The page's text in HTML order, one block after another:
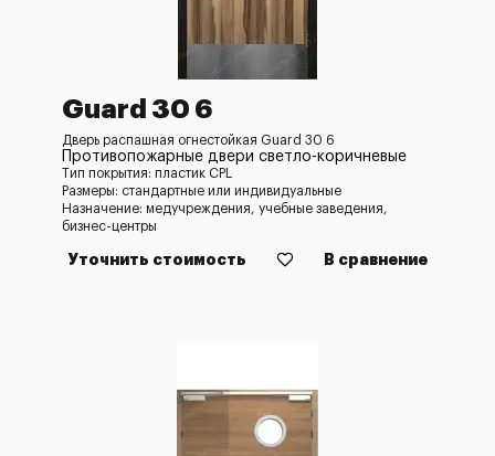
Guard 30 6
Дверь распашная огнестойкая Guard 30 6
Противопожарные двери светло-коричневые
Тип покрытия: пластик CPL
Размеры: стандартные или индивидуальные
Назначение: медучреждения, учебные заведения,
бизнес-центры
Уточнить стоимость В сравнение